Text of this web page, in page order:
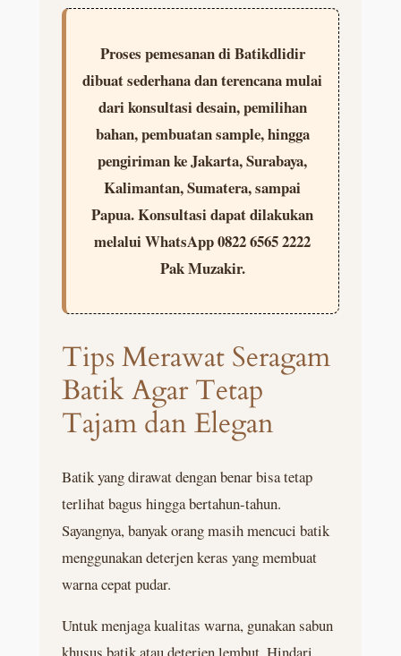
Proses pemesanan di Batikdlidir
dibuat sederhana dan terencana mulai
dari konsultasi desain, pemilihan
bahan, pembuatan sample, hingga
pengiriman ke Jakarta, Surabaya,
Kalimantan, Sumatera, sampai
Papua. Konsultasi dapat dilakukan
melalui WhatsApp 0822 6565 2222
Pak Muzakir.
Tips Merawat Seragam
Batik Agar Tetap
Tajam dan Elegan
Batik yang dirawat dengan benar bisa tetap
terlihat bagus hingga bertahun-tahun.
Sayangnya, banyak orang masih mencuci batik
menggunakan deterjen keras yang membuat
warna cepat pudar.
Untuk menjaga kualitas warna, gunakan sabun